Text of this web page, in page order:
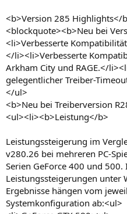
<b>Version 285 Highlights</
<blockquote><b>Neu bei
<li>Verbesserte
</li><li>Verbesserte
Arkham City und RAGE.</
gelegentlicher Treiber-
</ul>
<b>Neu bei Treiberversion
<ul><li><b>Leistung</b>
Leistungssteigerung im
v280.26 bei mehreren PC-
Serien GeForce 400 und
Leistungssteigerungen unter
Ergebnisse hängen vom
Systemkonfiguration ab:<ul>